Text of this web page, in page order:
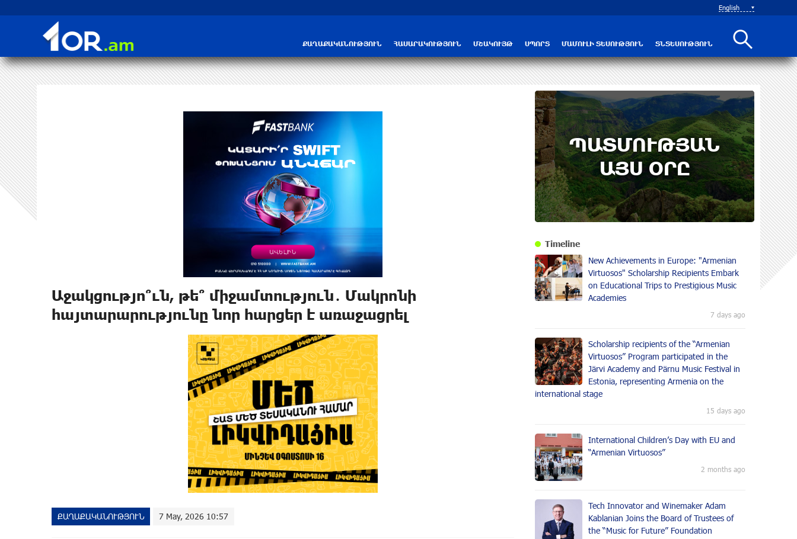
English
ՔԱՂԱՔԱԿԱՆՈՒԹՅՈՒՆ ՀԱՍԱՐԱԿՈՒԹՅՈՒՆ ՄՇԱԿՈՒՅԹ ՍՊՈՐՏ ՄԱՄՈՒԼԻ ՏԵՍՈՒԹՅՈՒՆ ՏՆՏԵՍՈՒԹՅՈՒՆ
Աջակցությո՞ւն, թե՞ միջամտություն․ Մակրոնի
հայտարարությունը նոր հարցեր է առաջացրել
ՔԱՂԱՔԱԿԱՆՈՒԹՅՈՒՆ 7 May, 2026 10:57
ՊԱՏՄՈՒԹՅԱՆ
ԱՅՍ ՕՐԸ
Timeline
New Achievements in Europe: "Armenian
Virtuosos" Scholarship Recipients Embark
on Educational Trips to Prestigious Music
Academies
7 days ago
Scholarship recipients of the “Armenian
Virtuosos” Program participated in the
Järvi Academy and Pärnu Music Festival in
Estonia, representing Armenia on the
international stage
15 days ago
International Children’s Day with EU and
“Armenian Virtuosos”
2 months ago
Tech Innovator and Winemaker Adam
Kablanian Joins the Board of Trustees of
the “Music for Future” Foundation